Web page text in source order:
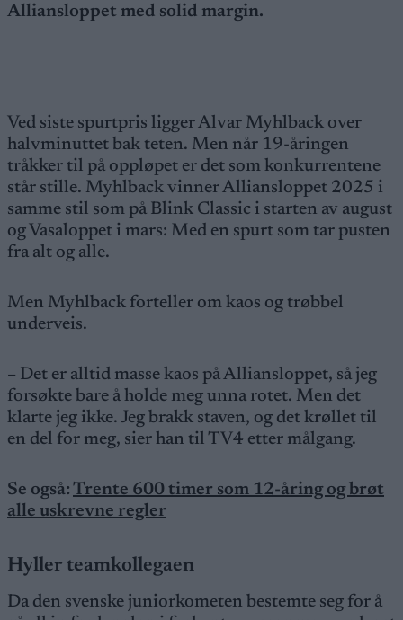
Alliansloppet med solid margin.
Ved siste spurtpris ligger Alvar Myhlback over
halvminuttet bak teten. Men når 19-åringen
tråkker til på oppløpet er det som konkurrentene
står stille. Myhlback vinner Alliansloppet 2025 i
samme stil som på Blink Classic i starten av august
og Vasaloppet i mars: Med en spurt som tar pusten
fra alt og alle.
Men Myhlback forteller om kaos og trøbbel
underveis.
– Det er alltid masse kaos på Alliansloppet, så jeg
forsøkte bare å holde meg unna rotet. Men det
klarte jeg ikke. Jeg brakk staven, og det krøllet til
en del for meg, sier han til TV4 etter målgang.
Se også: Trente 600 timer som 12-åring og brøt
alle uskrevne regler
Hyller teamkollegaen
Da den svenske juniorkometen bestemte seg for å